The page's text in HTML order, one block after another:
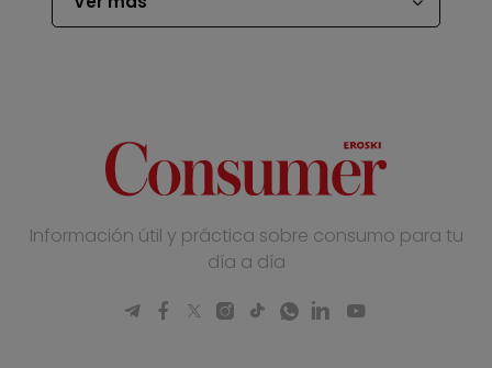
Información útil y práctica sobre consumo para tu
día a día